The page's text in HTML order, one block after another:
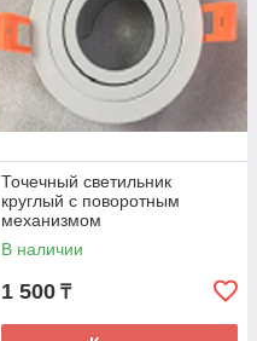
Точечный светильник
круглый с поворотным
механизмом
В наличии
1 500 ₸